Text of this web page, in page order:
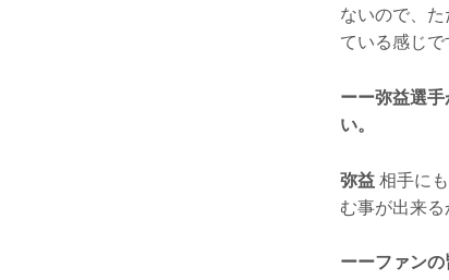
ないので、
ている感じで
ーー弥益選
い。
弥益 相手に
む事が出来る
ーーファンの